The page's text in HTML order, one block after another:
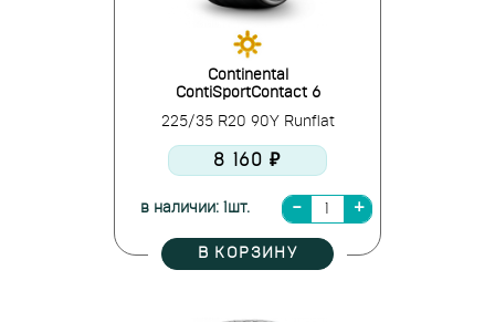
Continental
ContiSportContact 6
225/35 R20 90Y Runflat
8 160 ₽
в наличии: 1шт.
В КОРЗИНУ